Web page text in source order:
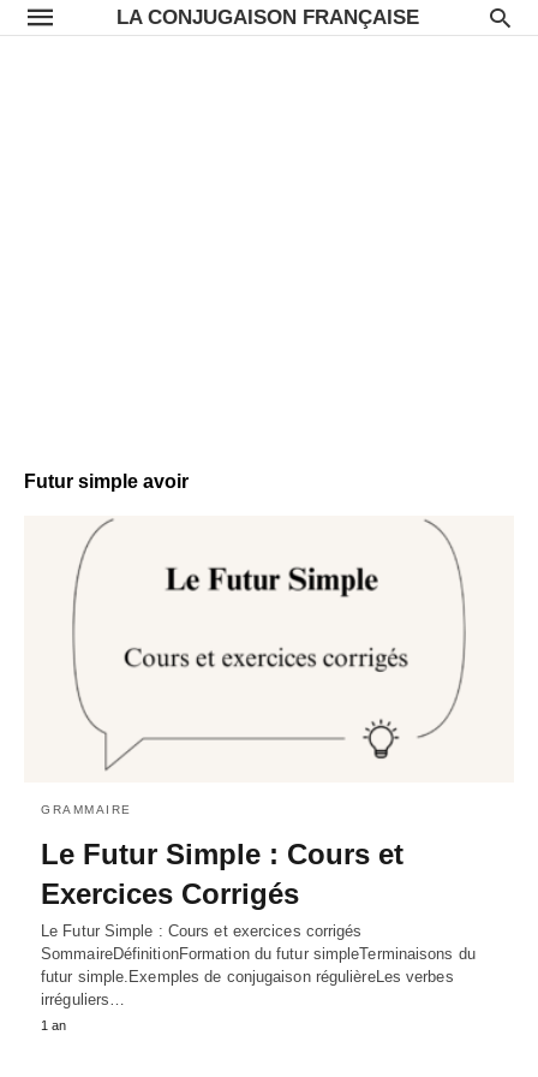
LA CONJUGAISON FRANÇAISE
Futur simple avoir
GRAMMAIRE
Le Futur Simple : Cours et
Exercices Corrigés
Le Futur Simple : Cours et exercices corrigés
SommaireDéfinitionFormation du futur simpleTerminaisons du
futur simple.Exemples de conjugaison régulièreLes verbes
irréguliers…
1 an